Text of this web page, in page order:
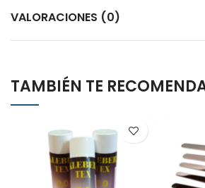
VALORACIONES (0)
TAMBIÉN TE